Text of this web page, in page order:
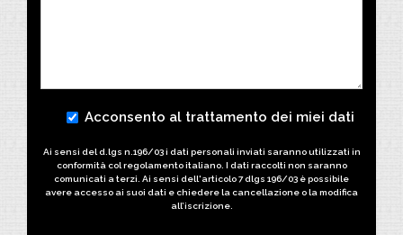
Acconsento al trattamento dei miei dati
Ai sensi del d.lgs n.196/03 i dati personali inviati saranno utilizzati in
conformità col regolamento italiano. I dati raccolti non saranno
comunicati a terzi. Ai sensi dell'articolo 7 dlgs 196/03 è possibile
avere accesso ai suoi dati e chiedere la cancellazione o la modifica
all’iscrizione.